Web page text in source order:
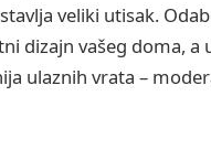
veliki utisak.
dizajn vašeg doma, a
ulaznih vrata –